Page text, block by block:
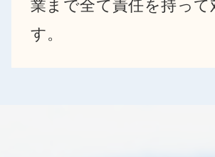
業まで全て責任を持って
す。